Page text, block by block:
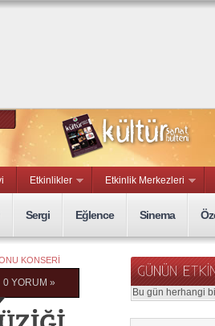
Etkinlikler Etkinlik Merkezleri
Sergi Eğlence Sinema
KONSERİ
0 YORUM »
Bu gün herhangi